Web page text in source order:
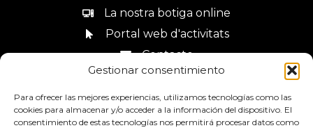
Gestionar consentimiento
Para ofrecer las mejores experiencias, utilizamos tecnologías como las
cookies para almacenar y/o acceder a la información del dispositivo. El
consentimiento de estas tecnologías nos permitirá procesar datos como
La nostra botiga online
Portal web d'activitats
Contacte
Canal de denúncies